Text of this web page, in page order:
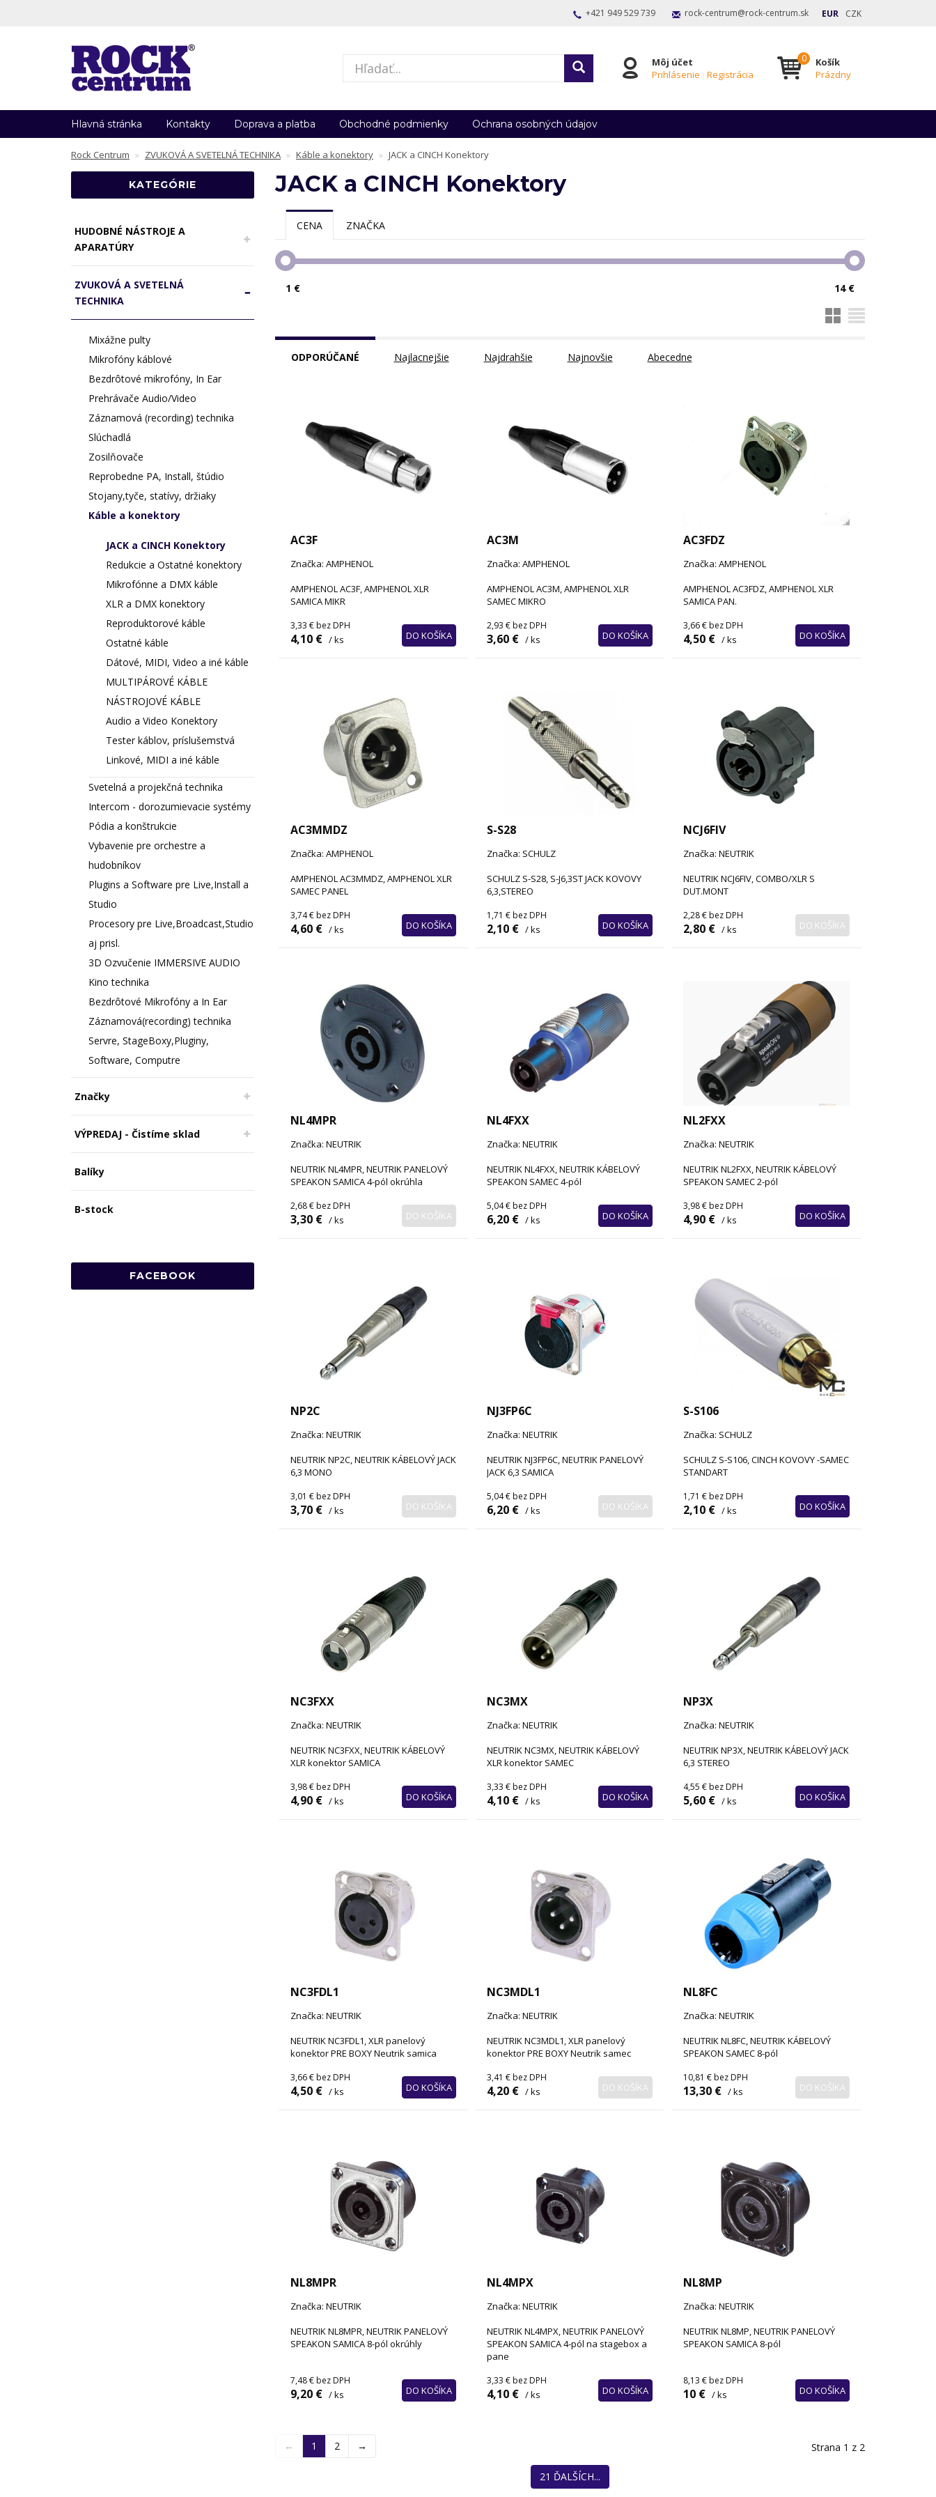
+421 949 529 739 rock-centrum@rock-centrum.sk EUR CZK
Môj účet
Prihlásenie | Registrácia
Košík
Prázdny
Hlavná stránka Kontakty Doprava a platba Obchodné podmienky Ochrana osobných údajov
Rock Centrum ZVUKOVÁ A SVETELNÁ TECHNIKA Káble a konektory JACK a CINCH Konektory
KATEGÓRIE
HUDOBNÉ NÁSTROJE A
APARATÚRY
ZVUKOVÁ A SVETELNÁ
TECHNIKA
Mixážne pulty
Mikrofóny káblové
Bezdrôtové mikrofóny, In Ear
Prehrávače Audio/Video
Záznamová (recording) technika
Slúchadlá
Zosilňovače
Reprobedne PA, Install, štúdio
Stojany,tyče, statívy, držiaky
Káble a konektory
JACK a CINCH Konektory
Redukcie a Ostatné konektory
Mikrofónne a DMX káble
XLR a DMX konektory
Reproduktorové káble
Ostatné káble
Dátové, MIDI, Video a iné káble
MULTIPÁROVÉ KÁBLE
NÁSTROJOVÉ KÁBLE
Audio a Video Konektory
Tester káblov, príslušemstvá
Linkové, MIDI a iné káble
Svetelná a projekčná technika
Intercom - dorozumievacie systémy
Pódia a konštrukcie
Vybavenie pre orchestre a
hudobníkov
Plugins a Software pre Live,Install a
Studio
Procesory pre Live,Broadcast,Studio
aj prisl.
3D Ozvučenie IMMERSIVE AUDIO
Kino technika
Bezdrôtové Mikrofóny a In Ear
Záznamová(recording) technika
Servre, StageBoxy,Pluginy,
Software, Computre
Značky
VÝPREDAJ - Čistíme sklad
Balíky
B-stock
FACEBOOK
JACK a CINCH Konektory
CENA ZNAČKA
1 € 14 €
ODPORÚČANÉ Najlacnejšie Najdrahšie Najnovšie Abecedne
AC3F
Značka: AMPHENOL
AMPHENOL AC3F, AMPHENOL XLR
SAMICA MIKR
3,33 € bez DPH
4,10 € / ks DO KOŠÍKA
AC3M
Značka: AMPHENOL
AMPHENOL AC3M, AMPHENOL XLR
SAMEC MIKRO
2,93 € bez DPH
3,60 € / ks DO KOŠÍKA
AC3FDZ
Značka: AMPHENOL
AMPHENOL AC3FDZ, AMPHENOL XLR
SAMICA PAN.
3,66 € bez DPH
4,50 € / ks DO KOŠÍKA
AC3MMDZ
Značka: AMPHENOL
AMPHENOL AC3MMDZ, AMPHENOL XLR
SAMEC PANEL
3,74 € bez DPH
4,60 € / ks DO KOŠÍKA
S-S28
Značka: SCHULZ
SCHULZ S-S28, S-J6,3ST JACK KOVOVY
6,3,STEREO
1,71 € bez DPH
2,10 € / ks DO KOŠÍKA
NCJ6FIV
Značka: NEUTRIK
NEUTRIK NCJ6FIV, COMBO/XLR S
DUT.MONT
2,28 € bez DPH
2,80 € / ks DO KOŠÍKA
NL4MPR
Značka: NEUTRIK
NEUTRIK NL4MPR, NEUTRIK PANELOVÝ
SPEAKON SAMICA 4-pól okrúhla
2,68 € bez DPH
3,30 € / ks DO KOŠÍKA
NL4FXX
Značka: NEUTRIK
NEUTRIK NL4FXX, NEUTRIK KÁBELOVÝ
SPEAKON SAMEC 4-pól
5,04 € bez DPH
6,20 € / ks DO KOŠÍKA
NL2FXX
Značka: NEUTRIK
NEUTRIK NL2FXX, NEUTRIK KÁBELOVÝ
SPEAKON SAMEC 2-pól
3,98 € bez DPH
4,90 € / ks DO KOŠÍKA
NP2C
Značka: NEUTRIK
NEUTRIK NP2C, NEUTRIK KÁBELOVÝ JACK
6,3 MONO
3,01 € bez DPH
3,70 € / ks DO KOŠÍKA
NJ3FP6C
Značka: NEUTRIK
NEUTRIK NJ3FP6C, NEUTRIK PANELOVÝ
JACK 6,3 SAMICA
5,04 € bez DPH
6,20 € / ks DO KOŠÍKA
S-S106
Značka: SCHULZ
SCHULZ S-S106, CINCH KOVOVY -SAMEC
STANDART
1,71 € bez DPH
2,10 € / ks DO KOŠÍKA
NC3FXX
Značka: NEUTRIK
NEUTRIK NC3FXX, NEUTRIK KÁBELOVÝ
XLR konektor SAMICA
3,98 € bez DPH
4,90 € / ks DO KOŠÍKA
NC3MX
Značka: NEUTRIK
NEUTRIK NC3MX, NEUTRIK KÁBELOVÝ
XLR konektor SAMEC
3,33 € bez DPH
4,10 € / ks DO KOŠÍKA
NP3X
Značka: NEUTRIK
NEUTRIK NP3X, NEUTRIK KÁBELOVÝ JACK
6,3 STEREO
4,55 € bez DPH
5,60 € / ks DO KOŠÍKA
NC3FDL1
Značka: NEUTRIK
NEUTRIK NC3FDL1, XLR panelový
konektor PRE BOXY Neutrik samica
3,66 € bez DPH
4,50 € / ks DO KOŠÍKA
NC3MDL1
Značka: NEUTRIK
NEUTRIK NC3MDL1, XLR panelový
konektor PRE BOXY Neutrik samec
3,41 € bez DPH
4,20 € / ks DO KOŠÍKA
NL8FC
Značka: NEUTRIK
NEUTRIK NL8FC, NEUTRIK KÁBELOVÝ
SPEAKON SAMEC 8-pól
10,81 € bez DPH
13,30 € / ks DO KOŠÍKA
NL8MPR
Značka: NEUTRIK
NEUTRIK NL8MPR, NEUTRIK PANELOVÝ
SPEAKON SAMICA 8-pól okrúhly
7,48 € bez DPH
9,20 € / ks DO KOŠÍKA
NL4MPX
Značka: NEUTRIK
NEUTRIK NL4MPX, NEUTRIK PANELOVÝ
SPEAKON SAMICA 4-pól na stagebox a
pane
3,33 € bez DPH
4,10 € / ks DO KOŠÍKA
NL8MP
Značka: NEUTRIK
NEUTRIK NL8MP, NEUTRIK PANELOVÝ
SPEAKON SAMICA 8-pól
8,13 € bez DPH
10 € / ks DO KOŠÍKA
← 1 2 → Strana 1 z 2
21 ĎALŠÍCH...